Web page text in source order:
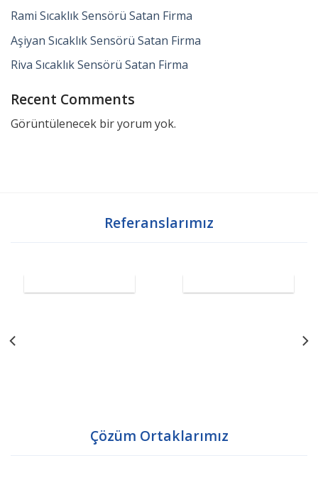
Rami Sıcaklık Sensörü Satan Firma
Aşiyan Sıcaklık Sensörü Satan Firma
Riva Sıcaklık Sensörü Satan Firma
Recent Comments
Görüntülenecek bir yorum yok.
Referanslarımız
Çözüm Ortaklarımız